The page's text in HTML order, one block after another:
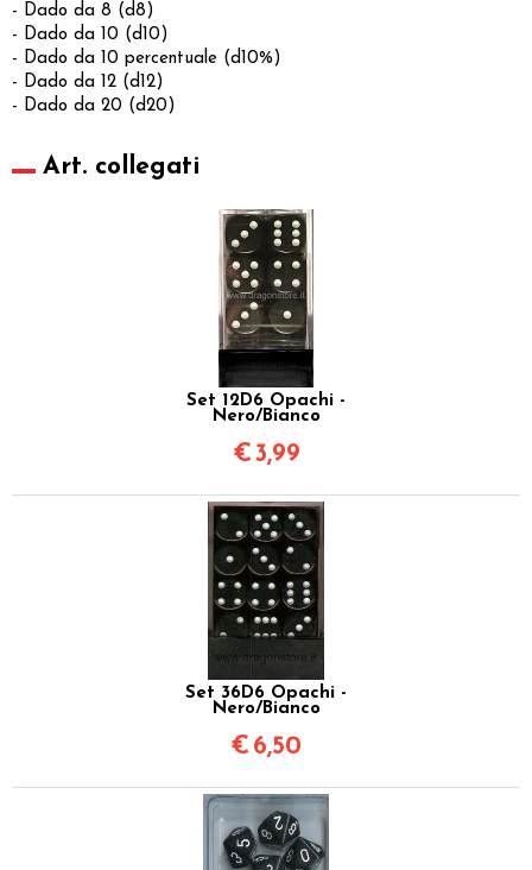
- Dado da 8 (d8)
- Dado da 10 (d10)
- Dado da 10 percentuale (d10%)
- Dado da 12 (d12)
- Dado da 20 (d20)
Art. collegati
Set 12D6 Opachi -
Nero/Bianco
€3,99
Set 36D6 Opachi -
Nero/Bianco
€ 6,50